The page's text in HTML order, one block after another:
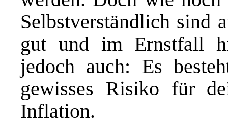
Selbstverständlich sind
gut und im Ernstfall
jedoch auch: Es
gewisses Risiko für
Inflation.